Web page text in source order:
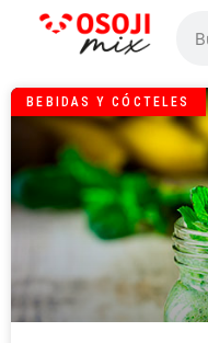
BEBIDAS Y CÓCTELES